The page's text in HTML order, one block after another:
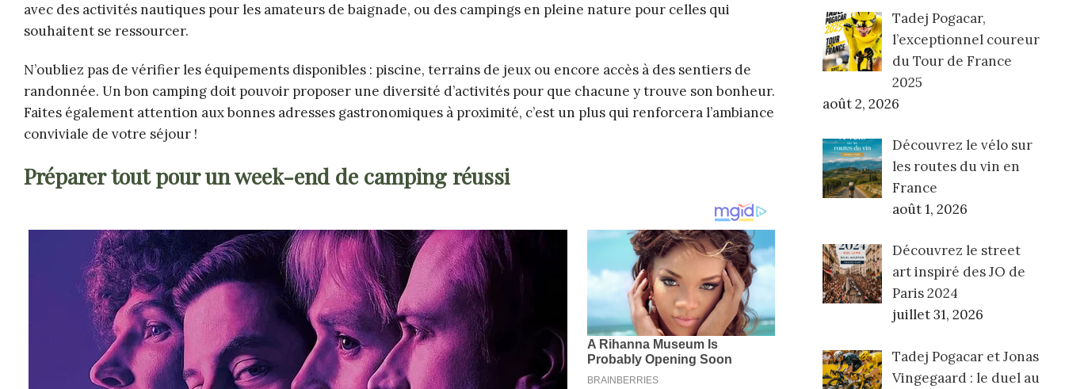
avec des activités nautiques pour les amateurs de baignade, ou des campings en pleine nature pour celles qui
souhaitent se ressourcer.
N’oubliez pas de vérifier les équipements disponibles : piscine, terrains de jeux ou encore accès à des sentiers de
randonnée. Un bon camping doit pouvoir proposer une diversité d’activités pour que chacune y trouve son bonheur.
Faites également attention aux bonnes adresses gastronomiques à proximité, c’est un plus qui renforcera l’ambiance
conviviale de votre séjour !
Préparer tout pour un week-end de camping réussi
Tadej Pogacar,
l’exceptionnel coureur
du Tour de France
2025
août 2, 2026
Découvrez le vélo sur
les routes du vin en
France
août 1, 2026
Découvrez le street
art inspiré des JO de
Paris 2024
juillet 31, 2026
Tadej Pogacar et Jonas
Vingegaard : le duel au